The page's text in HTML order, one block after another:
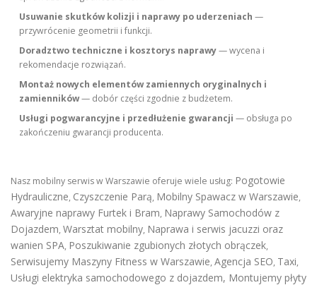
Usuwanie skutków kolizji i naprawy po uderzeniach —
przywrócenie geometrii i funkcji.
Doradztwo techniczne i kosztorys naprawy— wycena i
rekomendacje rozwiązań.
Montaż nowych elementów zamiennych oryginalnych i
zamienników— dobór części zgodnie z budżetem.
Usługi pogwarancyjne i przedłużenie gwarancji — obsługa po
zakończeniu gwarancji producenta.
Nasz mobilny serwis w Warszawie oferuje wiele usług: Pogotowie
Hydrauliczne, Czyszczenie Parą, Mobilny Spawacz w Warszawie,
Awaryjne naprawy Furtek i Bram, Naprawy Samochodów z
Dojazdem, Warsztat mobilny, Naprawa i serwis jacuzzi oraz
wanien SPA, Poszukiwanie zgubionych złotych obrączek,
Serwisujemy Maszyny Fitness w Warszawie, Agencja SEO, Taxi,
Usługi elektryka samochodowego z dojazdem, Montujemy płyty